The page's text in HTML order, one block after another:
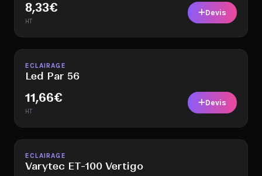
8,33€
HT
Devis
Disponible
ECLAIRAGE
Led Par 56
11,66€
HT
Devis
Disponible
ECLAIRAGE
Varytec ET-100 Vertigo